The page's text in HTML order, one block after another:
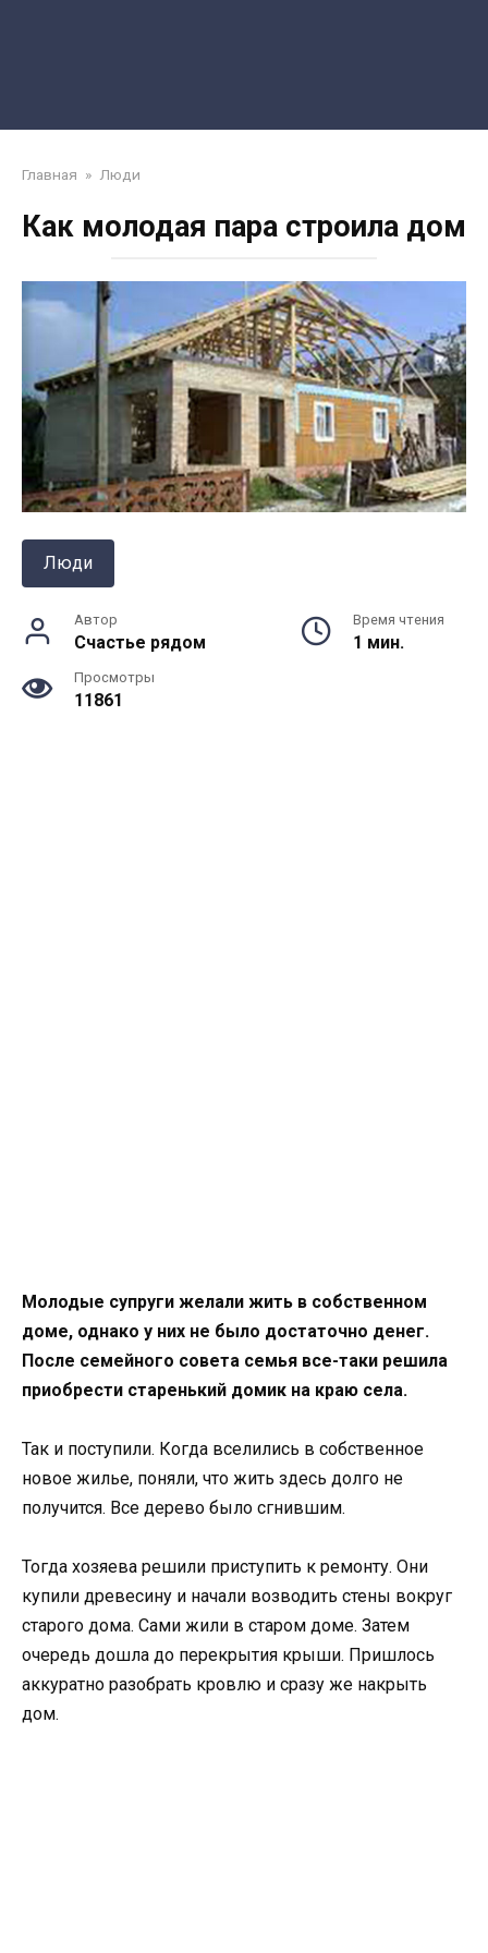
Главная » Люди
Как молодая пара строила дом
Люди
Автор
Счастье рядом
Время чтения
1 мин.
Просмотры
11861
Молодые супруги желали жить в собственном
доме, однако у них не было достаточно денег.
После семейного совета семья все-таки решила
приобрести старенький домик на краю села.
Так и поступили. Когда вселились в собственное
новое жилье, поняли, что жить здесь долго не
получится. Все дерево было сгнившим.
Тогда хозяева решили приступить к ремонту. Они
купили древесину и начали возводить стены вокруг
старого дома. Сами жили в старом доме. Затем
очередь дошла до перекрытия крыши. Пришлось
аккуратно разобрать кровлю и сразу же накрыть
дом.